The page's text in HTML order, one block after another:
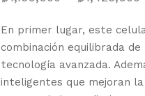
En primer lugar, este
combinación equilibrada
tecnología avanzada.
inteligentes que mejoran